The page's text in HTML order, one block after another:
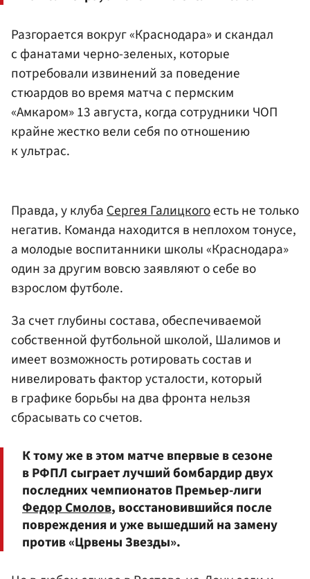
Разгорается вокруг «Краснодара» и скандал
с фанатами черно-зеленых, которые
потребовали извинений за поведение
стюардов во время матча с пермским
«Амкаром» 13 августа, когда сотрудники ЧОП
крайне жестко вели себя по отношению
к ультрас.
Правда, у клубаСергея Галицкогоесть не только
негатив. Команда находится в неплохом тонусе,
а молодые воспитанники школы «Краснодара»
один за другим вовсю заявляют о себе во
взрослом футболе.
За счет глубины состава, обеспечиваемой
собственной футбольной школой, Шалимов и
имеет возможность ротировать состав и
нивелировать фактор усталости, который
в графике борьбы на два фронта нельзя
сбрасывать со счетов.
К тому же в этом матче впервые в сезоне
в РФПЛ сыграет лучший бомбардир двух
последних чемпионатов Премьер-лиги
Федор Смолов, восстановившийся после
повреждения и уже вышедший на замену
против «Црвены Звезды».